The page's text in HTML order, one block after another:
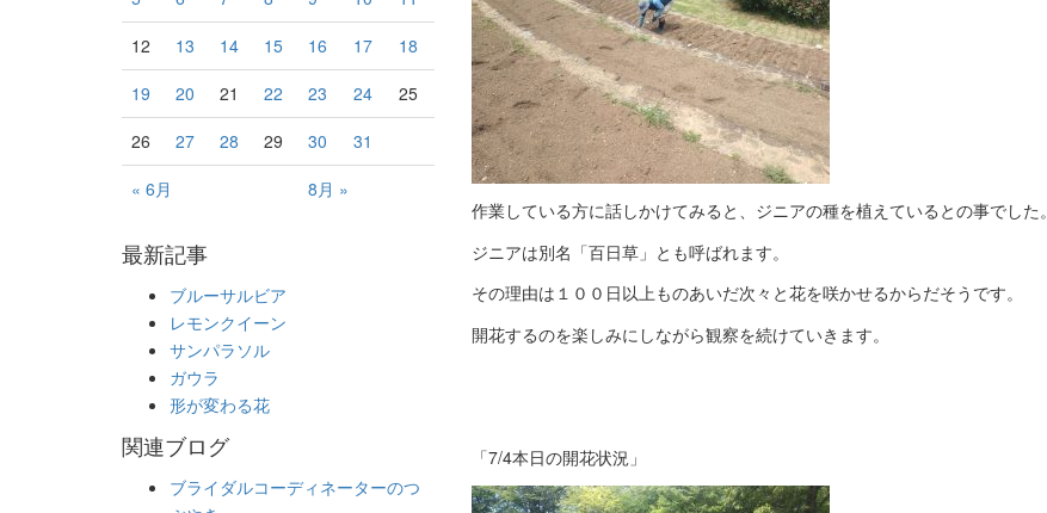
作業している方に話しかけてみると、ジニアの種を植えているとの事でした。
ジニアは別名「百日草」とも呼ばれます。
その理由は１００日以上ものあいだ次々と花を咲かせるからだそうです。
開花するのを楽しみにしながら観察を続けていきます。
「7/4本日の開花状況」
« 6月 8月 »
12
13 14 15 16 17
18
19
20 21 22 23 24
25
26
27 28 29 30 31
最新記事
ブルーサルビア
レモンクイーン
サンパラソル
ガウラ
形が変わる花
関連ブログ
ブライダルコーディネーターのつ